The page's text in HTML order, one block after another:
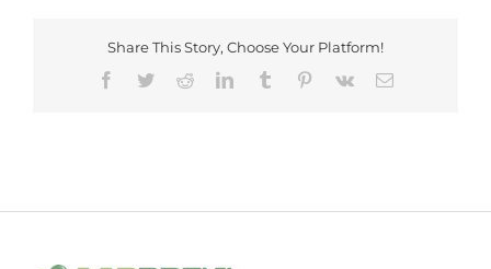
Share This Story, Choose Your Platform!
Facebook
TwitterRedditLinkedInTumblr Pinterest
Vk
E-